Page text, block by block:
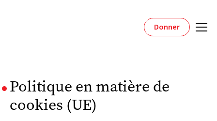
Donner
Politique en matière de
cookies (UE)